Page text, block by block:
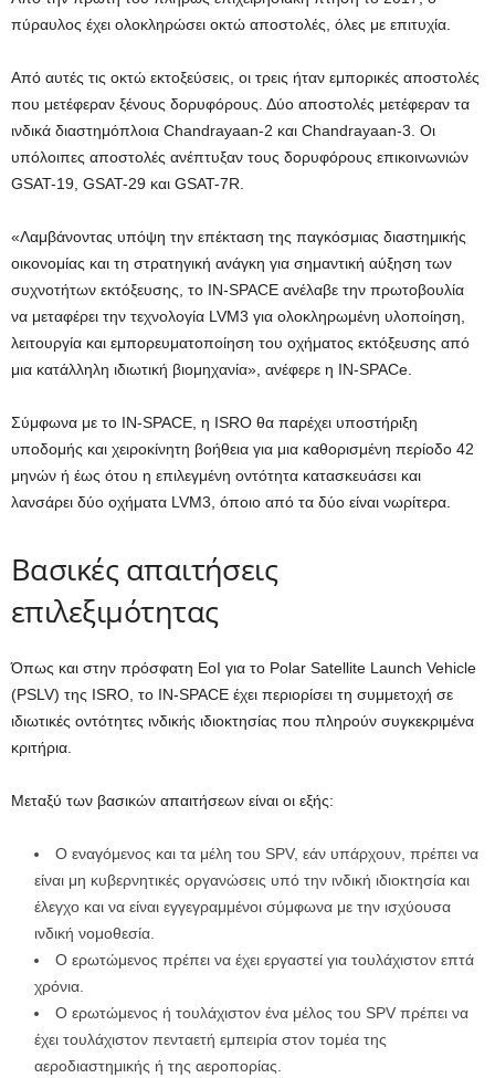
πύραυλος έχει ολοκληρώσει οκτώ αποστολές, όλες με επιτυχία.
Από αυτές τις οκτώ εκτοξεύσεις, οι τρεις ήταν εμπορικές αποστολές
που μετέφεραν ξένους δορυφόρους. Δύο αποστολές μετέφεραν τα
ινδικά διαστημόπλοια Chandrayaan-2 και Chandrayaan-3. Οι
υπόλοιπες αποστολές ανέπτυξαν τους δορυφόρους επικοινωνιών
GSAT-19, GSAT-29 και GSAT-7R.
«Λαμβάνοντας υπόψη την επέκταση της παγκόσμιας διαστημικής
οικονομίας και τη στρατηγική ανάγκη για σημαντική αύξηση των
συχνοτήτων εκτόξευσης, το IN-SPACE ανέλαβε την πρωτοβουλία
να μεταφέρει την τεχνολογία LVM3 για ολοκληρωμένη υλοποίηση,
λειτουργία και εμπορευματοποίηση του οχήματος εκτόξευσης από
μια κατάλληλη ιδιωτική βιομηχανία», ανέφερε η IN-SPACe.
Σύμφωνα με το IN-SPACE, η ISRO θα παρέχει υποστήριξη
υποδομής και χειροκίνητη βοήθεια για μια καθορισμένη περίοδο 42
μηνών ή έως ότου η επιλεγμένη οντότητα κατασκευάσει και
λανσάρει δύο οχήματα LVM3, όποιο από τα δύο είναι νωρίτερα.
Βασικές απαιτήσεις
επιλεξιμότητας
Όπως και στην πρόσφατη EoI για το Polar Satellite Launch Vehicle
(PSLV) της ISRO, το IN-SPACE έχει περιορίσει τη συμμετοχή σε
ιδιωτικές οντότητες ινδικής ιδιοκτησίας που πληρούν συγκεκριμένα
κριτήρια.
Μεταξύ των βασικών απαιτήσεων είναι οι εξής:
Ο εναγόμενος και τα μέλη του SPV, εάν υπάρχουν, πρέπει να
είναι μη κυβερνητικές οργανώσεις υπό την ινδική ιδιοκτησία και
έλεγχο και να είναι εγγεγραμμένοι σύμφωνα με την ισχύουσα
ινδική νομοθεσία.
Ο ερωτώμενος πρέπει να έχει εργαστεί για τουλάχιστον επτά
χρόνια.
Ο ερωτώμενος ή τουλάχιστον ένα μέλος του SPV πρέπει να
έχει τουλάχιστον πενταετή εμπειρία στον τομέα της
αεροδιαστημικής ή της αεροπορίας.